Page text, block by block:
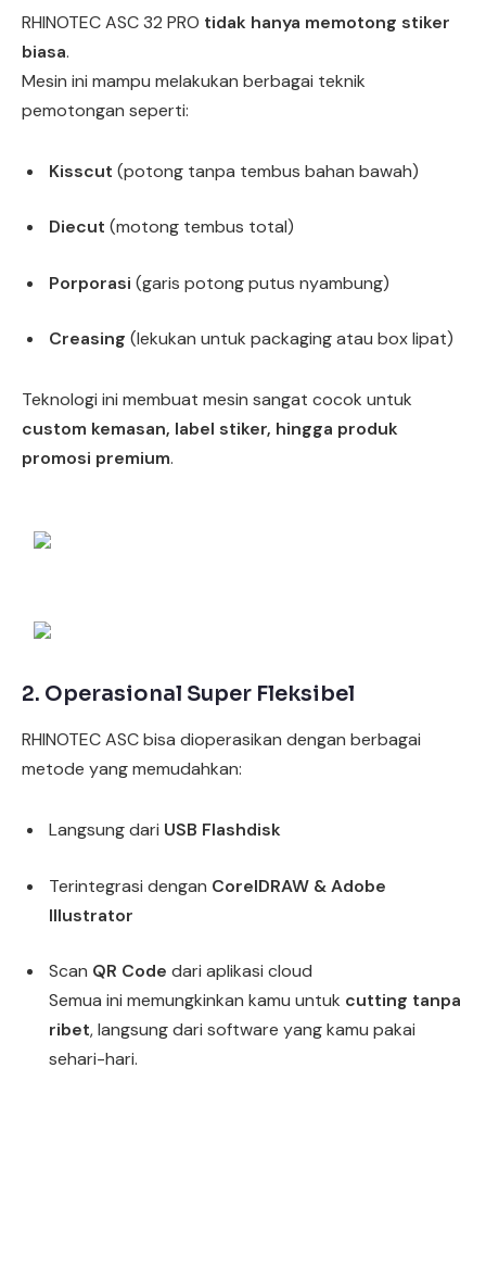
RHINOTEC ASC 32 PRO tidak hanya memotong stiker
biasa.
Mesin ini mampu melakukan berbagai teknik
pemotongan seperti:
Kisscut (potong tanpa tembus bahan bawah)
Diecut (motong tembus total)
Porporasi (garis potong putus nyambung)
Creasing (lekukan untuk packaging atau box lipat)
Teknologi ini membuat mesin sangat cocok untuk
custom kemasan, label stiker, hingga produk
promosi premium.
2. Operasional Super Fleksibel
RHINOTEC ASC bisa dioperasikan dengan berbagai
metode yang memudahkan:
Langsung dari USB Flashdisk
Terintegrasi dengan CorelDRAW & Adobe
Illustrator
Scan QR Code dari aplikasi cloud
Semua ini memungkinkan kamu untuk cutting tanpa
ribet, langsung dari software yang kamu pakai
sehari-hari.